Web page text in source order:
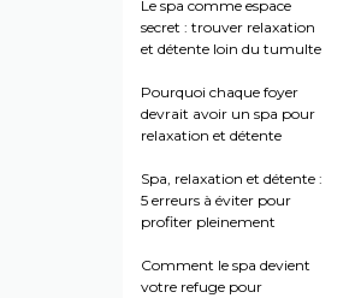
Le spa comme espace
secret : trouver relaxation
et détente loin du tumulte
Pourquoi chaque foyer
devrait avoir un spa pour
relaxation et détente
Spa, relaxation et détente :
5 erreurs à éviter pour
profiter pleinement
Comment le spa devient
votre refuge pour